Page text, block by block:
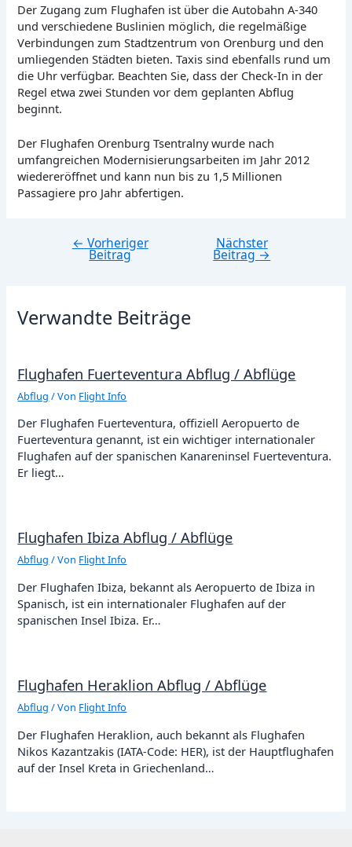
Der Zugang zum Flughafen ist über die Autobahn A-340
und verschiedene Buslinien möglich, die regelmäßige
Verbindungen zum Stadtzentrum von Orenburg und den
umliegenden Städten bieten. Taxis sind ebenfalls rund um
die Uhr verfügbar. Beachten Sie, dass der Check-In in der
Regel etwa zwei Stunden vor dem geplanten Abflug
beginnt.
Der Flughafen Orenburg Tsentralny wurde nach
umfangreichen Modernisierungsarbeiten im Jahr 2012
wiedereröffnet und kann nun bis zu 1,5 Millionen
Passagiere pro Jahr abfertigen.
Beitragsnavigation
← Vorheriger
Beitrag
Nächster
Beitrag→
Verwandte Beiträge
Flughafen Fuerteventura Abflug / Abflüge
Abflug / Von Flight Info
Der Flughafen Fuerteventura, offiziell Aeropuerto de
Fuerteventura genannt, ist ein wichtiger internationaler
Flughafen auf der spanischen Kanareninsel Fuerteventura.
Er liegt…
Flughafen Ibiza Abflug / Abflüge
Abflug / Von Flight Info
Der Flughafen Ibiza, bekannt als Aeropuerto de Ibiza in
Spanisch, ist ein internationaler Flughafen auf der
spanischen Insel Ibiza. Er…
Flughafen Heraklion Abflug / Abflüge
Abflug / Von Flight Info
Der Flughafen Heraklion, auch bekannt als Flughafen
Nikos Kazantzakis (IATA-Code: HER), ist der Hauptflughafen
auf der Insel Kreta in Griechenland…